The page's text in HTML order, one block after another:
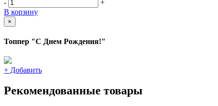
-
+
В корзину
×
Топпер "С Днем Рождения!"
+ Добавить
Рекомендованные товары